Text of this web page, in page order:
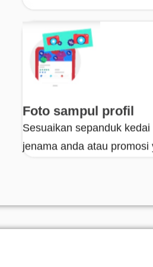
Sesuaikan sepanduk kedai
jenama anda atau promosi